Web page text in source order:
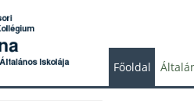
Főoldal